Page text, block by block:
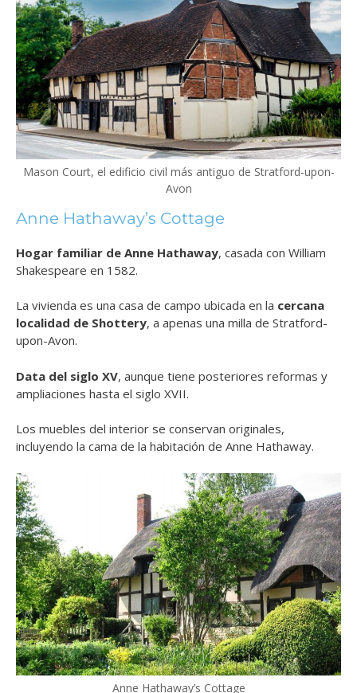
Mason Court, el edificio civil más antiguo de Stratford-upon-
Avon
Anne Hathaway’s Cottage
Hogar familiar de Anne Hathaway, casada con William
Shakespeare en 1582.
La vivienda es una casa de campo ubicada en la cercana
localidad de Shottery, a apenas una milla de Stratford-
upon-Avon.
Data del siglo XV, aunque tiene posteriores reformas y
ampliaciones hasta el siglo XVII.
Los muebles del interior se conservan originales,
incluyendo la cama de la habitación de Anne Hathaway.
Anne Hathaway’s Cottage